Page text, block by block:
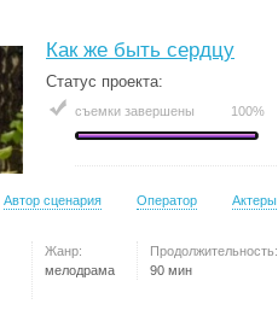
Как же быть сердцу
Статус проекта:
съемки завершены 100%
Автор сценария Оператор Актеры
Жанр:
мелодрама
Продолжительность:
90 мин